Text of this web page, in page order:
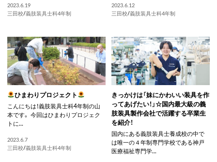
2023.6.19
三田校/義肢装具士科4年制
2023.6.12
三田校/義肢装具士科4年制
ひまわりプロジェクト
こんにちは！義肢装具士科4年制の山
本です。 今回はひまわりプロジェク
トに...
2023.6.7
三田校/義肢装具士科4年制
きっかけは「妹にかわいい装具を作
ってあげたい！」☆国内最大級の義
肢装具製作会社で活躍する卒業生
を紹介！
国内にある義肢装具士養成校の中で
は唯一の４年制専門学校である神戸
医療福祉専門学...